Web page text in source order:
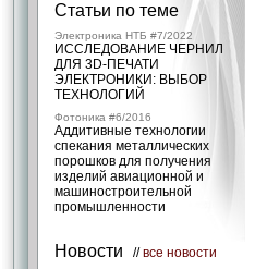
Статьи по теме
Электроника НТБ #7/2022
ИССЛЕДОВАНИЕ ЧЕРНИЛ
ДЛЯ 3D-ПЕЧАТИ
ЭЛЕКТРОНИКИ: ВЫБОР
ТЕХНОЛОГИЙ
Фотоника #6/2016
Аддитивные технологии
спекания металлических
порошков для получения
изделий авиационной и
машиностроительной
промышленности
Новости //все новости